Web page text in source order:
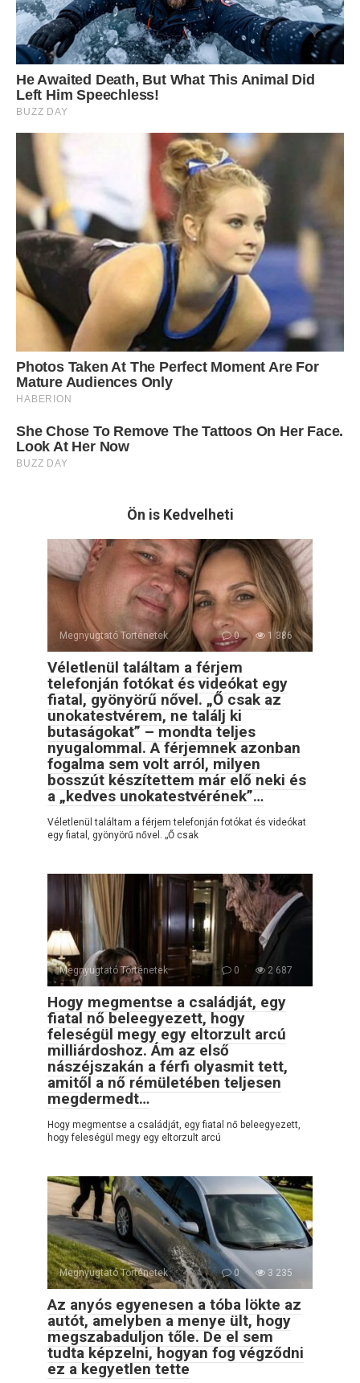
Ön is Kedvelheti
Megnyugtató Történetek 0 1 386
Véletlenül találtam a férjem
telefonján fotókat és videókat egy
fiatal, gyönyörű nővel. „Ő csak az
unokatestvérem, ne találj ki
butaságokat” – mondta teljes
nyugalommal. A férjemnek azonban
fogalma sem volt arról, milyen
bosszút készítettem már elő neki és
a „kedves unokatestvérének”…
Véletlenül találtam a férjem telefonján fotókat és videókat
egy fiatal, gyönyörű nővel. „Ő csak
Megnyugtató Történetek 0 2 687
Hogy megmentse a családját, egy
fiatal nő beleegyezett, hogy
feleségül megy egy eltorzult arcú
milliárdoshoz. Ám az első
nászéjszakán a férfi olyasmit tett,
amitől a nő rémületében teljesen
megdermedt…
Hogy megmentse a családját, egy fiatal nő beleegyezett,
hogy feleségül megy egy eltorzult arcú
Megnyugtató Történetek 0 3 235
Az anyós egyenesen a tóba lökte az
autót, amelyben a menye ült, hogy
megszabaduljon tőle. De el sem
tudta képzelni, hogyan fog végződni
ez a kegyetlen tette